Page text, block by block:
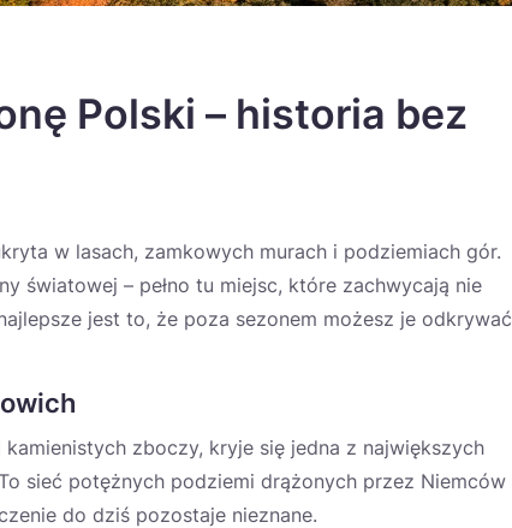
Polski – historia bez
w lasach, zamkowych murach i podziemiach gór.
światowej – pełno tu miejsc, które zachwycają nie
jest to, że poza sezonem możesz je odkrywać
zboczy, kryje się jedna z największych
sieć potężnych podziemi drążonych przez Niemców
do dziś pozostaje nieznane.